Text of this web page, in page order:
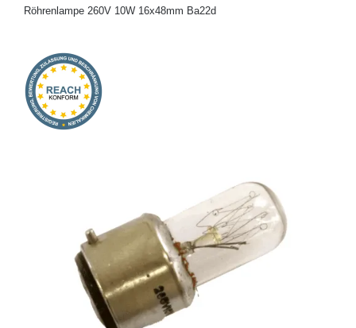
Kontakt
Röhrenlampe 260V 10W 16x48mm Ba22d